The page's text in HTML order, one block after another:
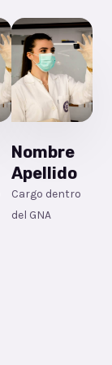
Nombre
Apellido
Cargo dentro
del GNA